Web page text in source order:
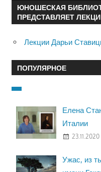
ЮНОШЕСКАЯ
ПРЕДСТАВЛЯЕТ
Лекции Дарьи
ПОПУЛЯРНОЕ
Елена
Италии
23.11.2020
Ужас, из